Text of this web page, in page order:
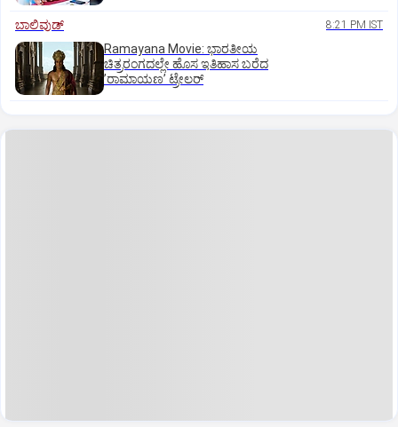
ಬಾಲಿವುಡ್‌ 8:21 PM IST
Ramayana Movie: ಭಾರತೀಯ
ಚಿತ್ರರಂಗದಲ್ಲೇ ಹೊಸ ಇತಿಹಾಸ ಬರೆದ
ʼರಾಮಾಯಣʼ ಟ್ರೇಲರ್